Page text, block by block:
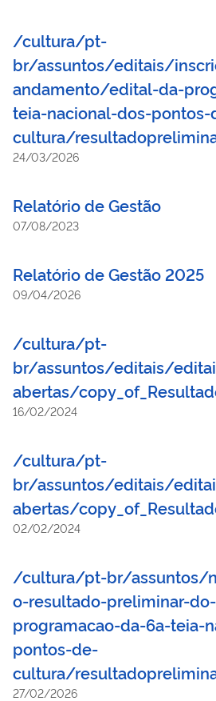
/cultura/pt-
br/assuntos/editais/
andamento/edital-da-
teia-nacional-dos-pontos-
cultura/
24/03/2026
Relatório de Gestão
07/08/2023
Relatório de Gestão 2025
09/04/2026
/cultura/pt-
br/assuntos/editais/
abertas/
16/02/2024
/cultura/pt-
br/assuntos/editais/
abertas/
02/02/2024
/cultura/pt-br/assuntos/
o-resultado-preliminar-
programacao-da-6a-teia-
pontos-de-
cultura/
27/02/2026